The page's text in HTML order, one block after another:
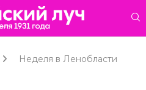
Неделя в Ленобласти